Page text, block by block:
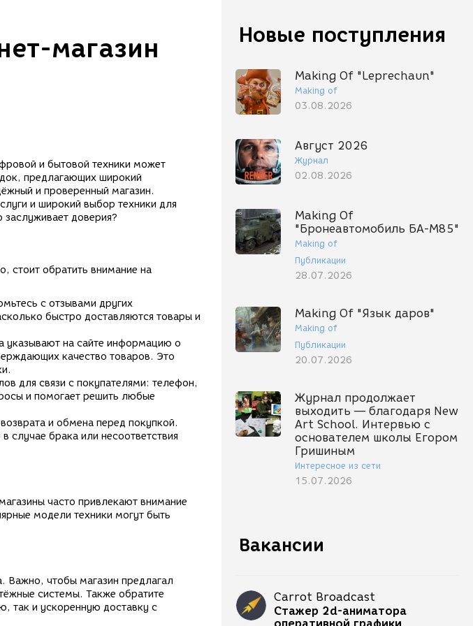
Новые поступления
Making Of "Leprechaun"
Making of
03.08.2026
Август 2026
Журнал
02.08.2026
Making Of
"Бронеавтомобиль БА-М85"
Making of
Публикации
28.07.2026
Making Of "Язык даров"
Making of
Публикации
20.07.2026
Журнал продолжает
выходить — благодаря New
Art School. Интервью с
основателем школы Егором
Гришиным
Интересное из сети
15.07.2026
Вакансии
Carrot Broadcast
Стажер 2d-аниматора
магазин
и бытовой техники может
предлагающих широкий
и проверенный магазин.
и широкий выбор техники для
заслуживает доверия?
стоит обратить внимание на
с отзывами других
быстро доставляются товары и
указывают на сайте информацию о
качество товаров. Это
для связи с покупателями: телефон,
и помогает решить любые
и обмена перед покупкой.
случае брака или несоответствия
часто привлекают внимание
модели техники могут быть
Важно, чтобы магазин предлагал
системы. Также обратите
так и ускоренную доставку с